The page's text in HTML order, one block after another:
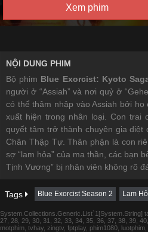
Xem phim
NỘI DUNG PHIM
Bộ phim Blue Exorcist: Kyoto
người ở “Assiah” và nơi quỷ ở
có thể thâm nhập vào Assiah bởi họ
xuất hiện trong nhân loại. Con trai
quyết tâm trở thành chuyên gia
Chân Thập Tự. Thân phận là con
sợ “lam hỏa” của ma thần, các bạn
Tịnh Vương” bị nhân viên không rõ
Tags Blue Exorcist Season 2 Lam
System.Collections.Generic.List`1[System.String]
27, 28, 29, 30, 31, 32, 33, 34, 35, 36, 37, 38, 39,
motphim, tvhay, zingtv, fptplay, phim1080,